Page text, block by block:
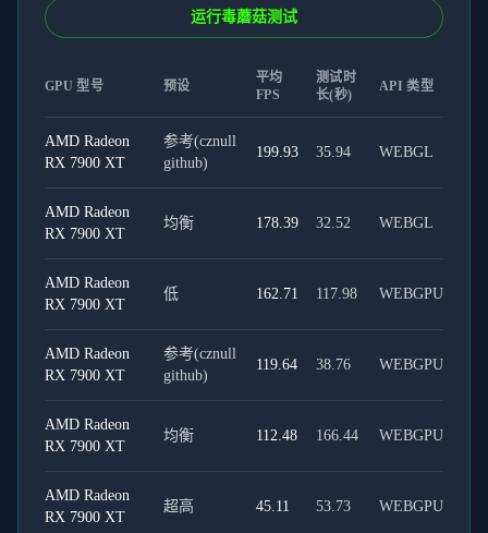
运行毒蘑菇测试
GPU 型号 预设
平均
FPS
测试时
长(秒)
API 类型
AMD Radeon
RX 7900 XT
参考(cznull
github)
199.93 35.94 WEBGL
AMD Radeon
RX 7900 XT
均衡 178.39 32.52 WEBGL
AMD Radeon
RX 7900 XT
低 162.71 117.98 WEBGPU
AMD Radeon
RX 7900 XT
参考(cznull
github)
119.64 38.76 WEBGPU
AMD Radeon
RX 7900 XT
均衡 112.48 166.44 WEBGPU
AMD Radeon
RX 7900 XT
超高 45.11 53.73 WEBGPU